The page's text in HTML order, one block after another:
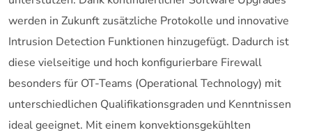
werden in Zukunft zusätzliche Protokolle und innovative
Intrusion Detection Funktionen hinzugefügt. Dadurch ist
diese vielseitige und hoch konfigurierbare Firewall
besonders für OT-Teams (OperationalTechnology) mit
unterschiedlichen Qualifikationsgraden und Kenntnissen
idealgeeignet. Mit einem konvektionsgekühlten